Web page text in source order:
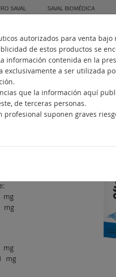
SAVAL SAVAL BIOMÉDICA
Somos Fabricación
autorizados para venta bajo
de estos productos se
información contenida en la
exclusivamente a ser utilizada
que la información aquí
de terceras personas.
suponen graves